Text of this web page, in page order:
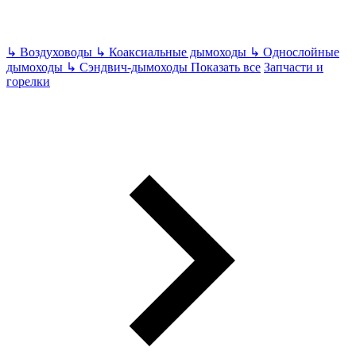
↳ Воздуховоды ↳ Коаксиальные дымоходы ↳ Однослойные
дымоходы ↳ Сэндвич-дымоходы Показать все Запчасти и
горелки